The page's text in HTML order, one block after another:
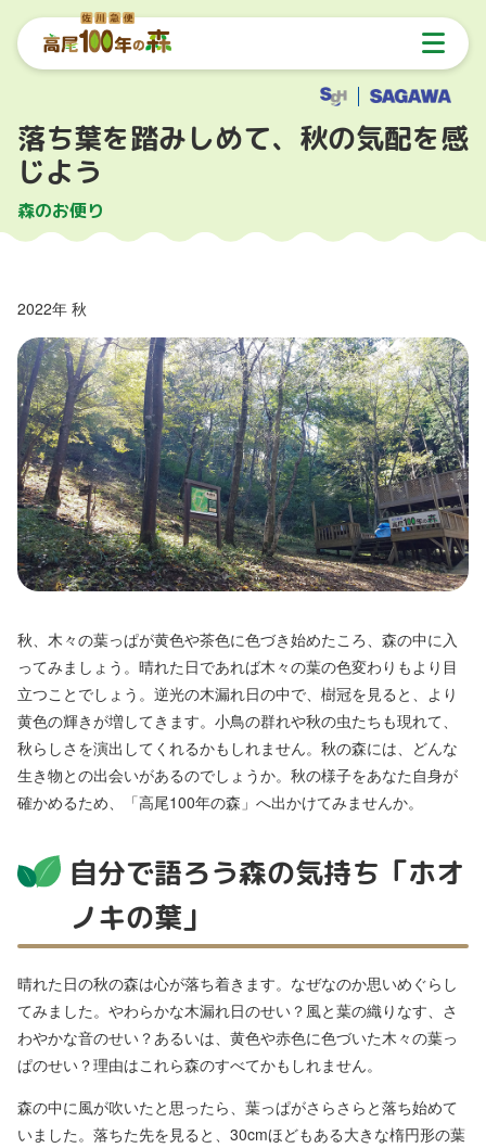
落ち葉を踏みしめて、秋の気配を感
じよう
森のお便り
2022年 秋
秋、木々の葉っぱが黄色や茶色に色づき始めたころ、森の中に入
ってみましょう。晴れた日であれば木々の葉の色変わりもより目
立つことでしょう。逆光の木漏れ日の中で、樹冠を見ると、より
黄色の輝きが増してきます。小鳥の群れや秋の虫たちも現れて、
秋らしさを演出してくれるかもしれません。秋の森には、どんな
生き物との出会いがあるのでしょうか。秋の様子をあなた自身が
確かめるため、「高尾100年の森」へ出かけてみませんか。
自分で語ろう森の気持ち「ホオ
ノキの葉」
晴れた日の秋の森は心が落ち着きます。なぜなのか思いめぐらし
てみました。やわらかな木漏れ日のせい？風と葉の織りなす、さ
わやかな音のせい？あるいは、黄色や赤色に色づいた木々の葉っ
ぱのせい？理由はこれら森のすべてかもしれません。
森の中に風が吹いたと思ったら、葉っぱがさらさらと落ち始めて
いました。落ちた先を見ると、30cmほどもある大きな楕円形の葉